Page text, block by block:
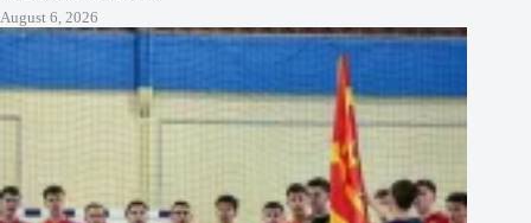
August 6, 2026